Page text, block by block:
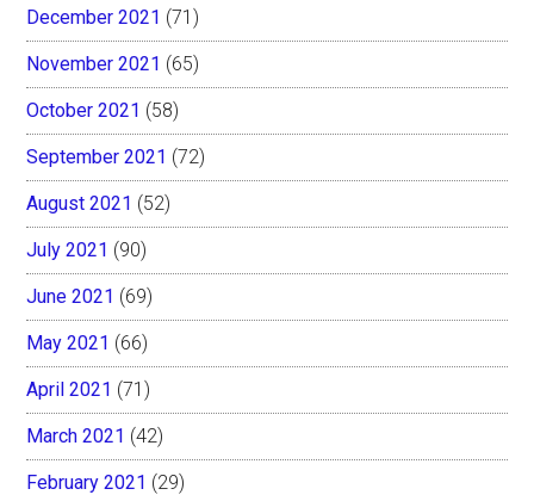
December 2021 (71)
November 2021 (65)
October 2021 (58)
September 2021 (72)
August 2021 (52)
July 2021 (90)
June 2021 (69)
May 2021 (66)
April 2021 (71)
March 2021 (42)
February 2021 (29)